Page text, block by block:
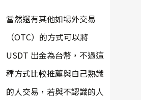
當然還有其他如場外交易
（OTC）的方式可以將
USDT 出金為台幣，不過這
種方式比較推薦與自己熟識
的人交易，若與不認識的人